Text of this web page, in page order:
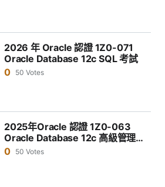
2026 年 Oracle 認證 1Z0-071
Oracle Database 12c SQL 考試
0
50 Votes
2025年Oracle 認證 1Z0-063
Oracle Database 12c 高級管理考
試
0 50 Votes